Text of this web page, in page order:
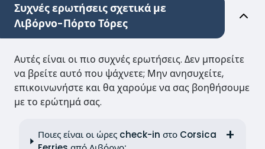
Συχνές ερωτήσεις σχετικά με
Λιβόρνο-Πόρτο Τόρες
Αυτές είναι οι πιο συχνές ερωτήσεις. Δεν μπορείτε
να βρείτε αυτό που ψάχνετε; Μην ανησυχείτε,
επικοινωνήστε και θα χαρούμε να σας βοηθήσουμε
με το ερώτημά σας.
Ποιες είναι οι ώρες check-in στο Corsica